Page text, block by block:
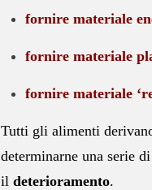
fornire materiale
fornire materiale
fornire materiale
Tutti gli alimenti
determinarne una serie
il deterioramento.